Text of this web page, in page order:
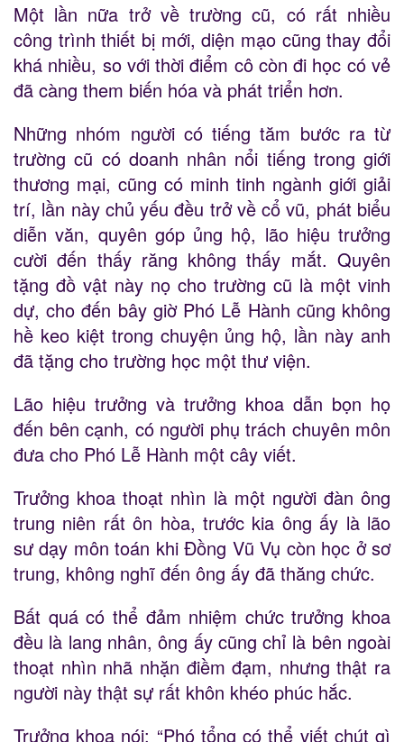
Một lần nữa trở về trường cũ, có rất nhiều
công trình thiết bị mới, diện mạo cũng thay đổi
khá nhiều, so với thời điểm cô còn đi học có vẻ
đã càng them biến hóa và phát triển hơn.
Những nhóm người có tiếng tăm bước ra từ
trường cũ có doanh nhân nổi tiếng trong giới
thương mại, cũng có minh tinh ngành giới giải
trí, lần này chủ yếu đều trở về cổ vũ, phát biểu
diễn văn, quyên góp ủng hộ, lão hiệu trưởng
cười đến thấy răng không thấy mắt. Quyên
tặng đồ vật này nọ cho trường cũ là một vinh
dự, cho đến bây giờ Phó Lễ Hành cũng không
hề keo kiệt trong chuyện ủng hộ, lần này anh
đã tặng cho trường học một thư viện.
Lão hiệu trưởng và trưởng khoa dẫn bọn họ
đến bên cạnh, có người phụ trách chuyên môn
đưa cho Phó Lễ Hành một cây viết.
Trưởng khoa thoạt nhìn là một người đàn ông
trung niên rất ôn hòa, trước kia ông ấy là lão
sư dạy môn toán khi Đồng Vũ Vụ còn học ở sơ
trung, không nghĩ đến ông ấy đã thăng chức.
Bất quá có thể đảm nhiệm chức trưởng khoa
đều là lang nhân, ông ấy cũng chỉ là bên ngoài
thoạt nhìn nhã nhặn điềm đạm, nhưng thật ra
người này thật sự rất khôn khéo phúc hắc.
Trưởng khoa nói: “Phó tổng có thể viết chút gì